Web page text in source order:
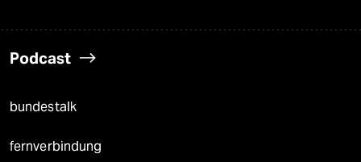
Podcast
bundestalk
fernverbindung